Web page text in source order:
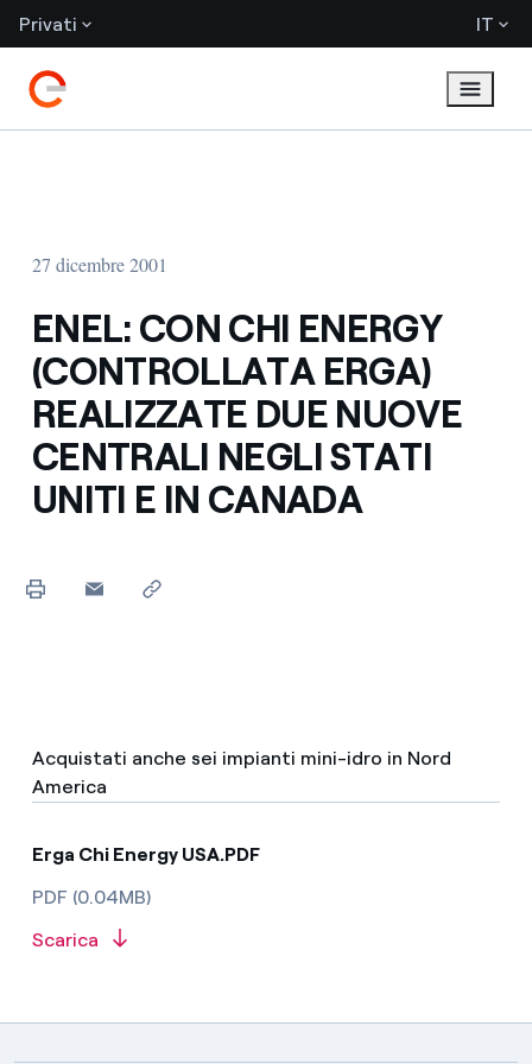
Privati IT
27 dicembre 2001
ENEL: CON CHI ENERGY
(CONTROLLATA ERGA)
REALIZZATE DUE NUOVE
CENTRALI NEGLI STATI
UNITI E IN CANADA
Acquistati anche sei impianti mini-idro in Nord
America
Erga Chi Energy USA.PDF
PDF (0.04MB)
Scarica